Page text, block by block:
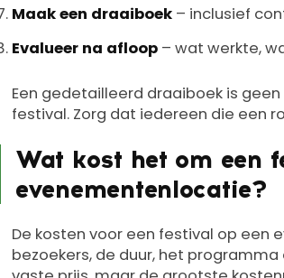
Maak een draaiboek – inclusief
Evalueer na afloop – wat werkte,
Een gedetailleerd draaiboek is
festival. Zorg dat iedereen die een
Wat kost het om een
evenementenlocatie?
De kosten voor een festival op een
bezoekers, de duur, het